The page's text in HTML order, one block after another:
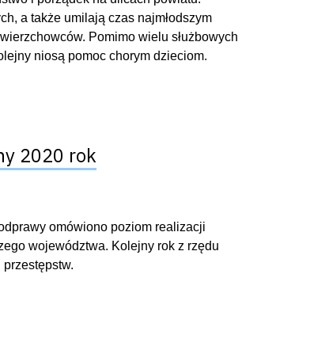
a także umilają czas najmłodszym
Pomimo wielu służbowych
niosą pomoc chorym dzieciom.
2020 rok
omówiono poziom realizacji
województwa. Kolejny rok z rzędu